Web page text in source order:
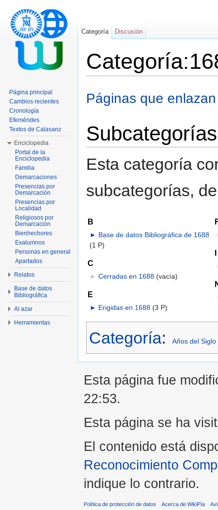
Páginas que
Subcategorías
Esta categoría
subcategorías,
B
► Base de datos Bibliográfica de 1688
(1 P)
C
► Cerradas en 1688‎ (vacía)
E
► Erigidas en 1688‎ (3 P)
I
Categoría: Años del Siglo
Categoría Discusión
Página principal
Cambios recientes
Cronología
Efemérides
Textos de Calasanz
Enciclopedia
Portal de la
Enciclopedia
Familia
Demarcaciones
Presencias por
Demarcación
Presencias por
Localidad
Religiosos por
Demarcación
Bienhechores
Exalumnos
Personas en general
Apartados
Relatos
Base de datos
Bibliográfica
Al azar
Herramientas
Esta página fue
22:53.
Esta página se ha
El contenido está
Reconocimiento
indique lo contrario.
Política de protección de datos Acerca de WikiPía